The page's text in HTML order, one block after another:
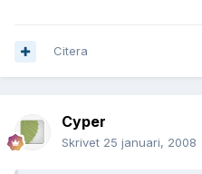
Citera
Cyper
Skrivet 25 januari, 2008